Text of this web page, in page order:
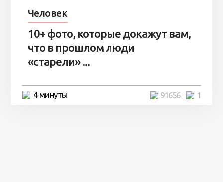
Человек
10+ фото, которые докажут вам,
что в прошлом люди
«старели» ...
4 минуты 1
91656